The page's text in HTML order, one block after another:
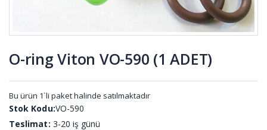
O-ring Viton VO-590 (1 ADET)
Bu ürün 1`li paket halinde satılmaktadır
Stok Kodu:VO-590
Teslimat: 3-20 iş günü
Körükler
KD-001
Saclı
Plastikli
Kapı Pano
Lastikleri
MT)
Çubuk